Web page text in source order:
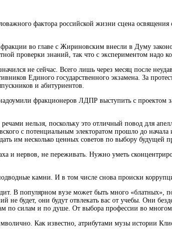
фактора российской жизни сцена
во главе с Жириновским внесли в Думу
проверки знаний, так что с экспериментом надо
не сейчас. Всего лишь через месяц после
Единого государственного экзамена. За
и абитуриентов.
фракционеров ЛДПР выступить с проектом
нельзя, поскольку это отличный повод для
с потенциальным электоратом прошло до
им несколько ценных советов по выбору будущей
и нервов, не переживать. Нужно уметь
камни. И в том числе снова происки
В популярном вузе может быть много «блатных»,
будет, они будут отвлекать вас от учебы. Они
по силам и по душе. От выбора профессии во многом
Как известно, атрибутами музы истории